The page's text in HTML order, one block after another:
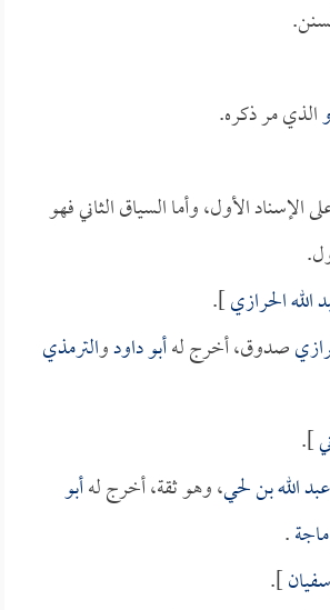
الذي مر ذكره.
الإسناد الأول، وأما السياق الثاني فهو
الله الحرازي].
صدوق، أخرج لهأبو داودوالترمذي
].
عبد الله بن لحي، وهو ثقة، أخرج لهأبو
.
].